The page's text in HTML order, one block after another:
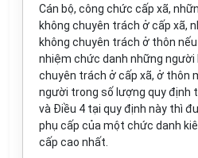
Cán bộ, công chức cấp xã,
không chuyên trách ở cấp xã,
không chuyên trách ở thôn
nhiệm chức danh những người
chuyên trách ở cấp xã, ở thôn
người trong số lượng quy định
và Điều 4 tại quy định này thì
phụ cấp của một chức danh
cấp cao nhất.